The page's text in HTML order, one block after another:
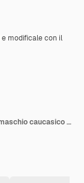
e modificale con il
Giovane allegro che fa e-shopping a casa maschio caucasico felice che fa pagamenti online con la carta